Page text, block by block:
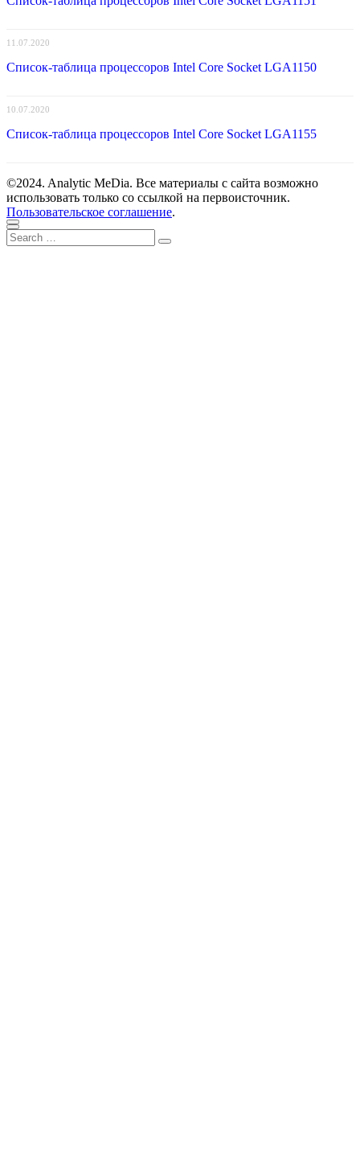
11.07.2020
Список-таблица процессоров Intel Core Socket LGA1150
10.07.2020
Список-таблица процессоров Intel Core Socket LGA1155
©2024. Analytic MeDia. Все материалы с сайта возможно
использовать только со ссылкой на первоисточник.
Пользовательское соглашение.
Scroll
to
Close
Search
for:
Search